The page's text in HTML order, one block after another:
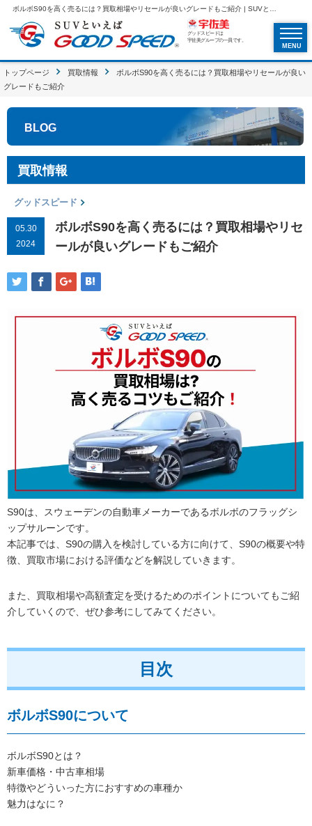
グッドスピードは
宇佐美グループの一員です。
MENU
トップページ 買取情報
ボルボS90を高く売るには？買取相場やリセールが良い
グレードもご紹介
BLOG
買取情報
グッドスピード
05.30
2024
ボルボS90を高く売るには？買取相場やリセ
ールが良いグレードもご紹介
S90は、スウェーデンの自動車メーカーであるボルボのフラッグシ
ップサルーンです。
本記事では、S90の購入を検討している方に向けて、S90の概要や特
徴、買取市場における評価などを解説していきます。
また、買取相場や高額査定を受けるためのポイントについてもご紹
介していくので、ぜひ参考にしてみてください。
目次
ボルボS90について
ボルボS90とは？
新車価格・中古車相場
特徴やどういった方におすすめの車種か
魅力はなに？